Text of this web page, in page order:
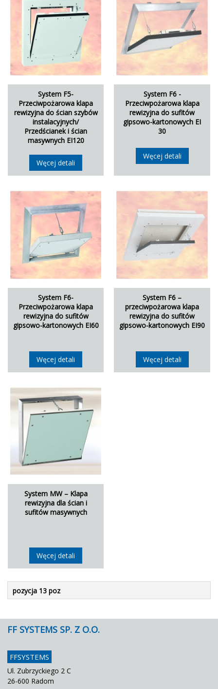
System F5-
Przeciwpożarowa klapa
rewizyjna do ścian szybów
instalacyjnych/
Przedścianek i ścian
masywnych EI120
Węcej detali
System F6 -
Przeciwpożarowa klapa
rewizyjna do sufitów
gipsowo-kartonowych EI
30
Węcej detali
System F6-
Przeciwpożarowa klapa
rewizyjna do sufitów
gipsowo-kartonowych EI60
Węcej detali
System F6 –
przeciwpożarowa klapa
rewizyjna do sufitów
gipsowo-kartonowych EI90
Węcej detali
System MW – Klapa
rewizyjna dla ścian i
sufitów masywnych
Węcej detali
pozycja 13 poz
FF SYSTEMS SP. Z O.O.
FFSYSTEMS
Ul. Zubrzyckiego 2 C
26-600 Radom